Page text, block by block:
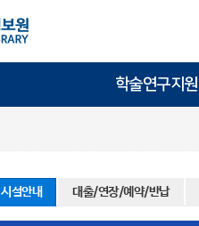
학술연구지원
시설안내 대출/연장/예약/반납